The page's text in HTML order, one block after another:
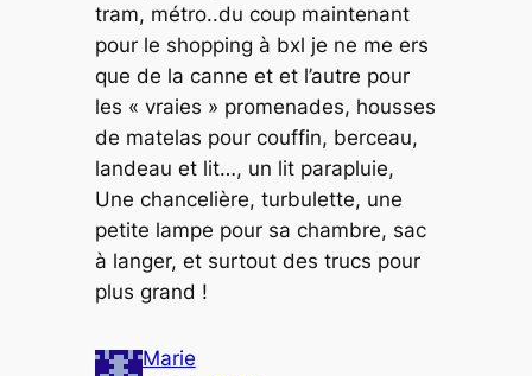
tram, métro..du coup maintenant
pour le shopping à bxl je ne me ers
que de la canne et et l’autre pour
les « vraies » promenades, housses
de matelas pour couffin, berceau,
landeau et lit…, un lit parapluie,
Une chancelière, turbulette, une
petite lampe pour sa chambre, sac
à langer, et surtout des trucs pour
plus grand !
Marie